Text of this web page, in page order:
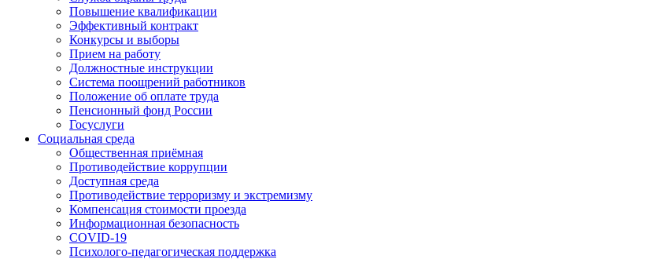
Повышение квалификации
Эффективный контракт
Конкурсы и выборы
Прием на работу
Должностные инструкции
Система поощрений работников
Положение об оплате труда
Пенсионный фонд России
Госуслуги
Социальная среда
Общественная приёмная
Противодействие коррупции
Доступная среда
Противодействие терроризму и экстремизму
Компенсация стоимости проезда
Информационная безопасность
COVID-19
Психолого-педагогическая поддержка